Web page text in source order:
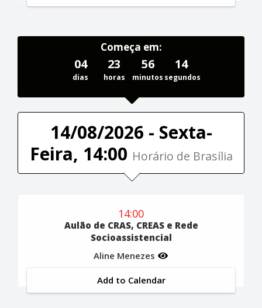
Começa em:
04
dias
23
horas
56
minutos
13
segundos
14/08/2026 - Sexta-
Feira, 14:00 Horário de Brasília
14:00
Aulão de CRAS, CREAS e Rede
Socioassistencial
Aline Menezes
Add to Calendar